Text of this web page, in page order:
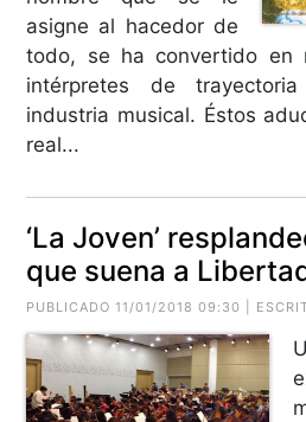
asigne al hacedor de
todo, se ha convertido en
intérpretes de
industria musical. Éstos
real...
‘La Joven’
que suena a
PUBLICADO 11/01/2018 09:30 |